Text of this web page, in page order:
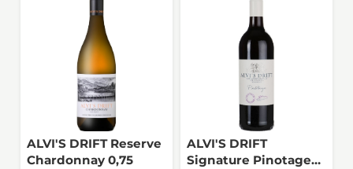
ALVI'S DRIFT Reserve
Chardonnay 0,75
ALVI'S DRIFT
Signature Pinotage